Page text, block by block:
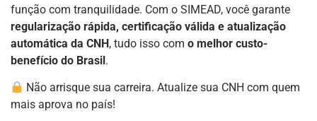
função com tranquilidade. Com o SIMEAD, você garante
regularização rápida, certificação válida e atualização
automática da CNH, tudo isso com o melhor custo-
benefício do Brasil.
Não arrisque sua carreira. Atualize sua CNH com quem
mais aprova no país!